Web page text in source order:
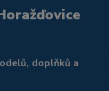
doplňků a